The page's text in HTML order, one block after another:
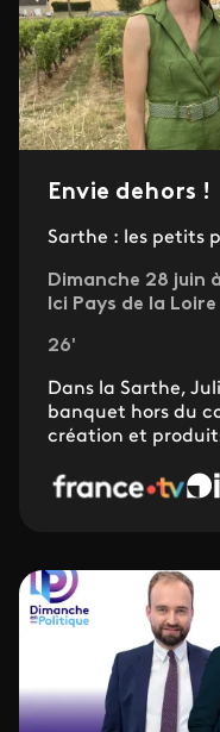
Envie dehors !
Sarthe : les petits
Dimanche 28 juin
Ici Pays de la Loire
26'
Dans la Sarthe,
banquet hors du
création et